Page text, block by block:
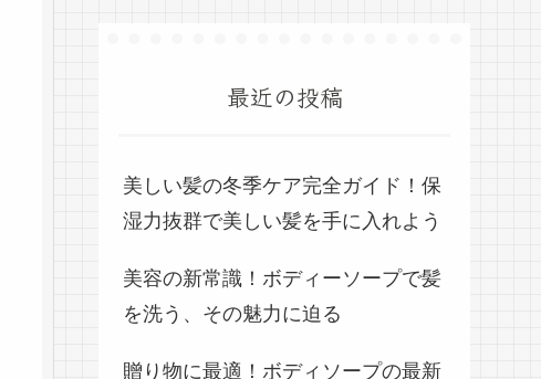
最近の投稿
美しい髪の冬季ケア完全ガイド！保
湿力抜群で美しい髪を手に入れよう
美容の新常識！ボディーソープで髪
を洗う、その魅力に迫る
贈り物に最適！ボディソープの最新